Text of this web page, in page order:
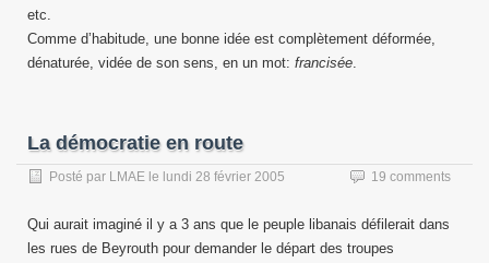
etc.
Comme d’habitude, une bonne idée est complètement déformée,
dénaturée, vidée de son sens, en un mot: francisée.
La démocratie en route
Posté par LMAE le lundi 28 février 2005 19 comments
Qui aurait imaginé il y a 3 ans que le peuple libanais défilerait dans
les rues de Beyrouth pour demander le départ des troupes